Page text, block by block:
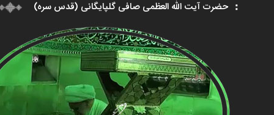
حضرت آیت الله العظمی صافی گلپایگانی (قدس سره)